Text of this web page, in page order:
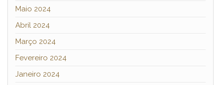
Maio 2024
Abril 2024
Março 2024
Fevereiro 2024
Janeiro 2024